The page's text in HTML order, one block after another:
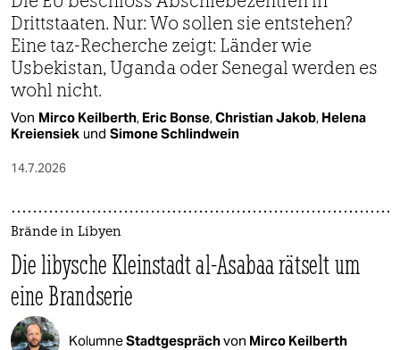
Drittstaaten. Nur: Wo sollen sie entstehen?
Eine taz-Recherche zeigt: Länder wie
Usbekistan, Uganda oder Senegal werden es
wohl nicht.
Von Mirco Keilberth, Eric Bonse,Christian Jakob, Helena
Kreiensiek und Simone Schlindwein
14.7.2026
Brände in Libyen
Die libysche Kleinstadt al-Asabaa rätselt um
eine Brandserie
KolumneStadtgesprächvon Mirco Keilberth